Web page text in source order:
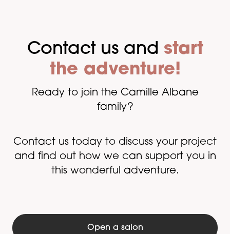
Contact us and start
the adventure!
Ready to join the Camille Albane
family?
Contact us today to discuss your project
and find out how we can support you in
this wonderful adventure.
Open a salon